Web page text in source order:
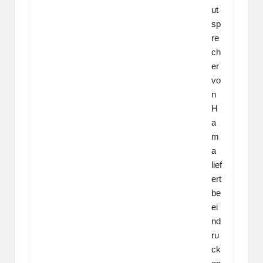
ut
sp
re
ch
er
vo
n
H
a
m
a
lief
ert
be
ei
nd
ru
ck